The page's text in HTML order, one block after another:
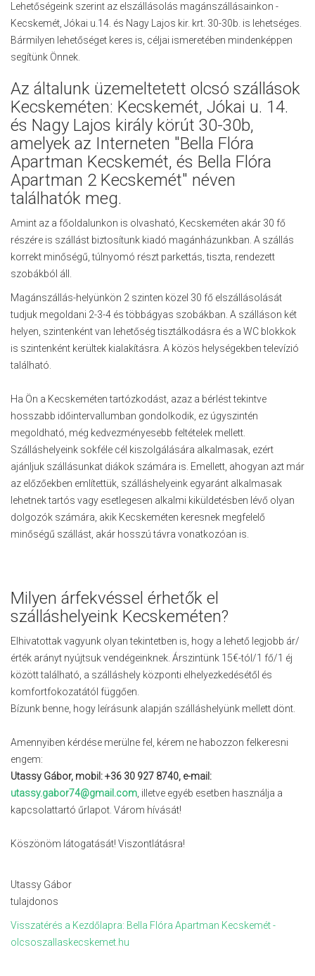
Lehetőségeink szerint az elszállásolás magánszállásainkon -
Kecskemét, Jókai u.14. és Nagy Lajos kir. krt. 30-30b. is lehetséges.
Bármilyen lehetőséget keres is, céljai ismeretében mindenképpen
segítünk Önnek.
Az általunk üzemeltetett olcsó szállások
Kecskeméten: Kecskemét, Jókai u. 14.
és Nagy Lajos király körút 30-30b,
amelyek az Interneten "Bella Flóra
Apartman Kecskemét, és Bella Flóra
Apartman 2 Kecskemét" néven
találhatók meg.
Amint az a főoldalunkon is olvasható, Kecskeméten akár 30 fő
részére is szállást biztosítunk kiadó magánházunkban. A szállás
korrekt minőségű, túlnyomó részt parkettás, tiszta, rendezett
szobákból áll.
Magánszállás-helyünkön 2 szinten közel 30 fő elszállásolását
tudjuk megoldani 2-3-4 és többágyas szobákban. A szálláson két
helyen, szintenként van lehetőség tisztálkodásra és a WC blokkok
is szintenként kerültek kialakításra. A közös helységekben televízió
található.
Ha Ön a Kecskeméten tartózkodást, azaz a bérlést tekintve
hosszabb időintervallumban gondolkodik, ez úgyszintén
megoldható, még kedvezményesebb feltételek mellett.
Szálláshelyeink sokféle cél kiszolgálására alkalmasak, ezért
ajánljuk szállásunkat diákok számára is. Emellett, ahogyan azt már
az előzőekben említettük, szálláshelyeink egyaránt alkalmasak
lehetnek tartós vagy esetlegesen alkalmi kiküldetésben lévő olyan
dolgozók számára, akik Kecskeméten keresnek megfelelő
minőségű szállást, akár hosszú távra vonatkozóan is.
Milyen árfekvéssel érhetők el
szálláshelyeink Kecskeméten?
Elhivatottak vagyunk olyan tekintetben is, hogy a lehető legjobb ár/
érték arányt nyújtsuk vendégeinknek. Árszintünk 15€-tól/1 fő/1 éj
között található, a szálláshely központi elhelyezkedésétől és
komfortfokozatától függően.
Bízunk benne, hogy leírásunk alapján szálláshelyünk mellett dönt.
Amennyiben kérdése merülne fel, kérem ne habozzon felkeresni
engem:
Utassy Gábor, mobil: +36 30 927 8740, e-mail:
utassy.gabor74@gmail.com , illetve egyéb esetben használja a
kapcsolattartó űrlapot. Várom hívását!
Köszönöm látogatását! Viszontlátásra!
Utassy Gábor
tulajdonos
Visszatérés a Kezdőlapra: Bella Flóra Apartman Kecskemét -
olcsoszallaskecskemet.hu